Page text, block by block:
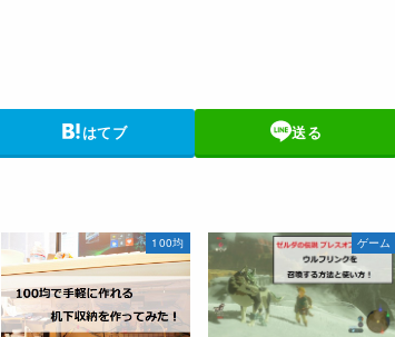
はてブ 送る
100均 ゲーム